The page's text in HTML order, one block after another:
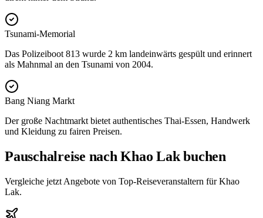
Tsunami-Memorial
Das Polizeiboot 813 wurde 2 km landeinwärts gespült und erinnert
als Mahnmal an den Tsunami von 2004.
Bang Niang Markt
Der große Nachtmarkt bietet authentisches Thai-Essen, Handwerk
und Kleidung zu fairen Preisen.
Pauschalreise nach Khao Lak buchen
Vergleiche jetzt Angebote von Top-Reiseveranstaltern für Khao
Lak.